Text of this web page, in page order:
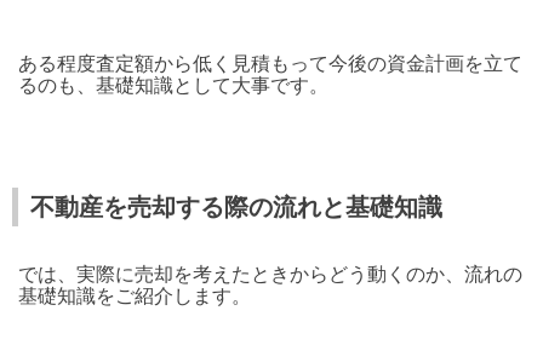
ある程度査定額から低く見積もって今後の資金計画を立て
るのも、基礎知識として大事です。
不動産を売却する際の流れと基礎知識
では、実際に売却を考えたときからどう動くのか、流れの
基礎知識をご紹介します。